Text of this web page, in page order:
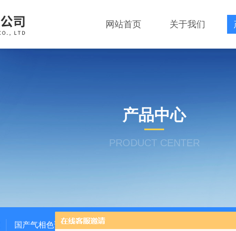
网站首页 关于我们
产品中心
PRODUCT CENTER
国产气相色谱质谱联用仪生产厂家